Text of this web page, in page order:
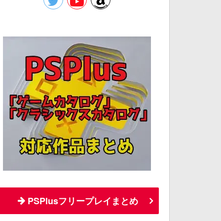
PSPlusフリープレイまとめ